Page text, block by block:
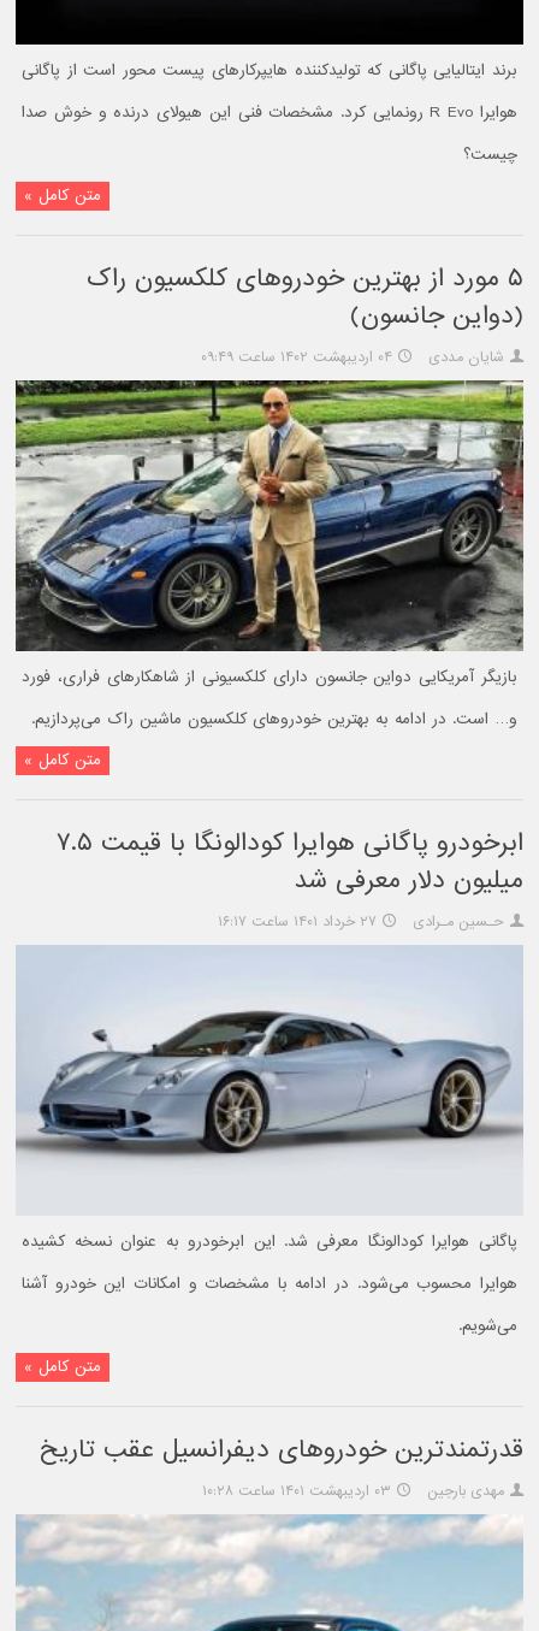
برند ایتالیایی پاگانی که تولیدکننده هایپرکارهای پیست محور است از پاگانی
هوایرا R Evo رونمایی کرد. مشخصات فنی این هیولای درنده و خوش صدا
چیست؟
متن کامل »
۵ مورد از بهترین خودروهای کلکسیون راک
(دواین جانسون)
شایان مددی ۰۴ اردیبهشت ۱۴۰۲ ساعت ۰۹:۴۹
بازیگر آمریکایی دواین جانسون دارای کلکسیونی از شاهکارهای فراری، فورد
و… است. در ادامه به بهترین خودروهای کلکسیون ماشین راک می‌پردازیم.
متن کامل »
ابرخودرو پاگانی هوایرا کودالونگا با قیمت ۷.۵
میلیون دلار معرفی شد
حـسین مـرادی ۲۷ خرداد ۱۴۰۱ ساعت ۱۶:۱۷
پاگانی هوایرا کودالونگا معرفی شد. این ابرخودرو به عنوان نسخه کشیده
هوایرا محسوب می‌شود. در ادامه با مشخصات و امکانات این خودرو آشنا
می‌شویم.
متن کامل »
قدرتمندترین خودروهای دیفرانسیل عقب تاریخ
مهدی بارجین ۰۳ اردیبهشت ۱۴۰۱ ساعت ۱۰:۲۸